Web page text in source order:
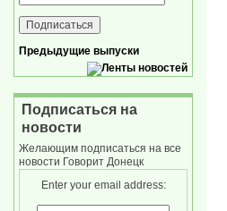
Предыдущие выпуски
Подписаться на
новости
Желающим подписаться на все
новости Говорит Донецк
Enter your email address: